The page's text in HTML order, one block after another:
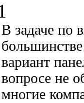
В задаче по
вариант
вопросе не
многие